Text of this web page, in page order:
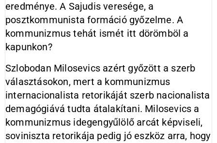
eredménye. A Sajudis veresége, a
posztkommunista formáció győzelme. A
kommunizmus tehát ismét itt dörömböl a
kapunkon?
Szlobodan Milosevics azért győzött a szerb
választásokon, mert a kommunizmus
internacionalista retorikáját szerb nacionalista
demagógiává tudta átalakítani. Milosevics a
kommunizmus idegengyűlölő arcát képviseli,
soviniszta retorikája pedig jó eszköz arra, hogy